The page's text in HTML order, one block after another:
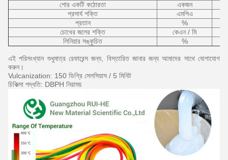
শোর একটি কঠোরতা
একজন
প্রসার্য শক্তি
এমপিএ
প্রতান
%
চোখের জলের শক্তি
কেএন / মি
লিনিয়ার সঙ্কুচিত
%
এই পরিসংখ্যান শুধুমাত্র রেফারেন্স জন্য, বিস্তারিত জানার জন্য আমাদের সাথে যোগাযোগ
করুন।
Vulcanization: 150 ডিগ্রি সেলসিয়াস / 5 মিনিট
চিকিত্সা পদ্ধতি: DBPH নিরাময়